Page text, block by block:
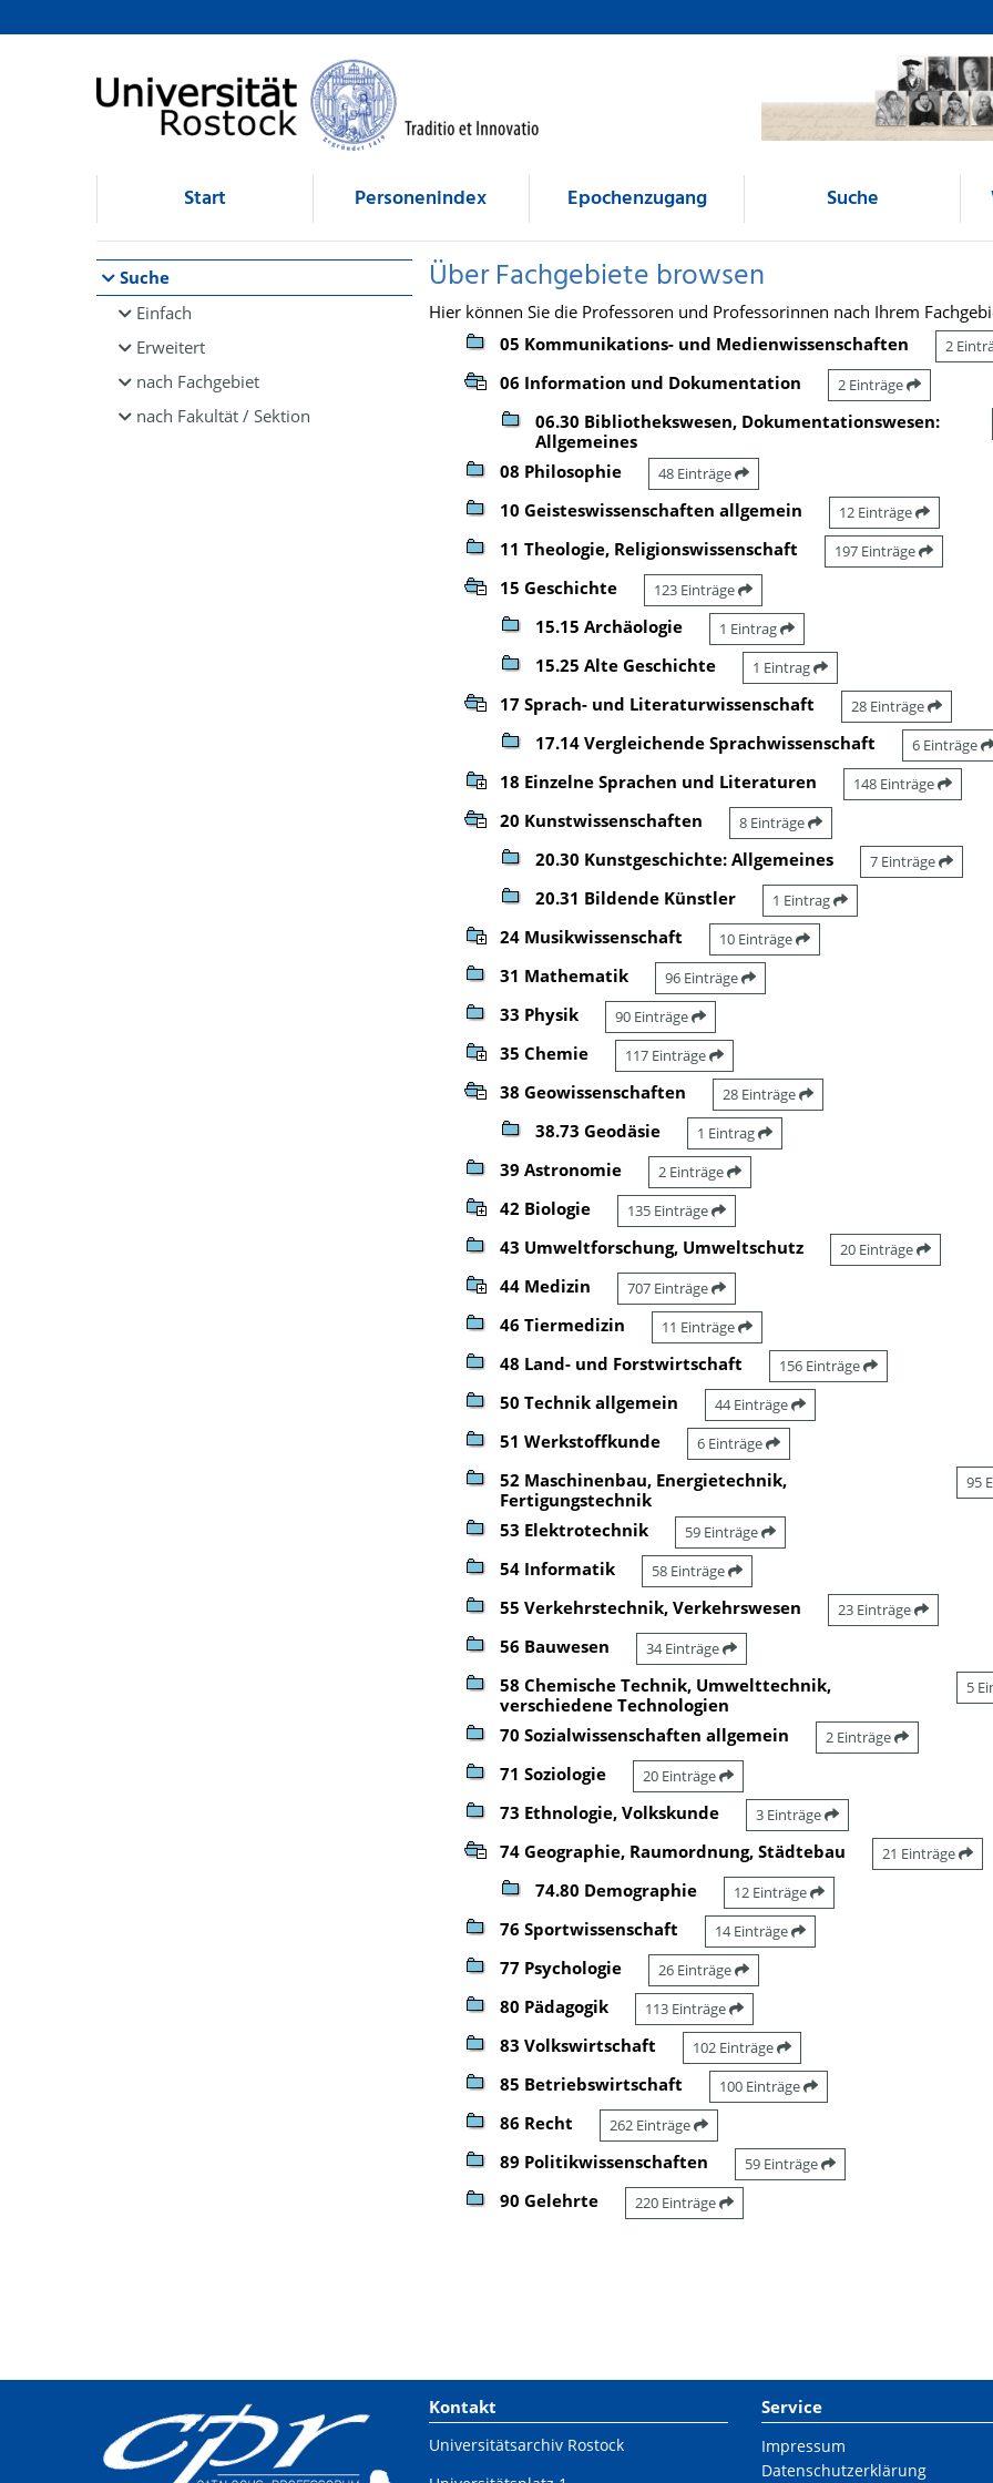
Browsen
direkt zum Inhalt
Start Personenindex Epochenzugang Suche
Suche
Einfach
Erweitert
nach Fachgebiet
nach Fakultät / Sektion
Über Fachgebiete browsen
Hier können Sie die Professoren und Professorinnen nach Ihrem
05 Kommunikations- und Medienwissenschaften
2
06 Information und Dokumentation 2 Einträge
06.30 Bibliothekswesen, Dokumentationswesen:
Allgemeines
08 Philosophie 48 Einträge
10 Geisteswissenschaften allgemein 12 Einträge
11 Theologie, Religionswissenschaft 197 Einträge
15 Geschichte 123 Einträge
15.15 Archäologie 1 Eintrag
15.25 Alte Geschichte 1 Eintrag
17 Sprach- und Literaturwissenschaft 28 Einträge
17.14 Vergleichende Sprachwissenschaft 6 Einträge
18 Einzelne Sprachen und Literaturen 148 Einträge
20 Kunstwissenschaften 8 Einträge
20.30 Kunstgeschichte: Allgemeines 7 Einträge
20.31 Bildende Künstler 1 Eintrag
24 Musikwissenschaft 10 Einträge
31 Mathematik 96 Einträge
33 Physik 90 Einträge
35 Chemie 117 Einträge
38 Geowissenschaften 28 Einträge
38.73 Geodäsie 1 Eintrag
39 Astronomie 2 Einträge
42 Biologie 135 Einträge
43 Umweltforschung, Umweltschutz 20 Einträge
44 Medizin 707 Einträge
46 Tiermedizin 11 Einträge
48 Land- und Forstwirtschaft 156 Einträge
50 Technik allgemein 44 Einträge
51 Werkstoffkunde 6 Einträge
52 Maschinenbau, Energietechnik,
Fertigungstechnik
95
53 Elektrotechnik 59 Einträge
54 Informatik 58 Einträge
55 Verkehrstechnik, Verkehrswesen 23 Einträge
56 Bauwesen 34 Einträge
58 Chemische Technik, Umwelttechnik,
verschiedene Technologien
5
70 Sozialwissenschaften allgemein 2 Einträge
71 Soziologie 20 Einträge
73 Ethnologie, Volkskunde 3 Einträge
74 Geographie, Raumordnung, Städtebau 21 Einträge
74.80 Demographie 12 Einträge
76 Sportwissenschaft 14 Einträge
77 Psychologie 26 Einträge
80 Pädagogik 113 Einträge
83 Volkswirtschaft 102 Einträge
85 Betriebswirtschaft 100 Einträge
86 Recht 262 Einträge
89 Politikwissenschaften 59 Einträge
90 Gelehrte 220 Einträge
Kontakt
Universitätsarchiv Rostock
Service
Impressum
Datenschutzerklärung